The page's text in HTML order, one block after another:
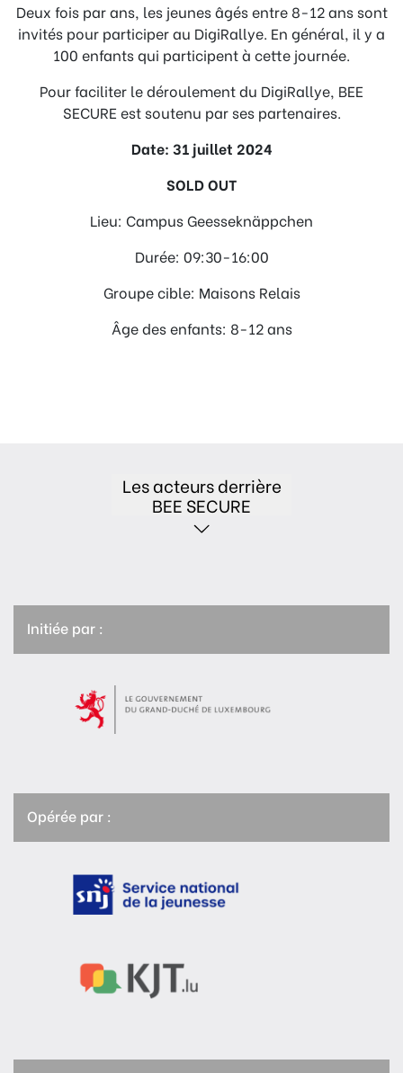
Deux fois par ans, les jeunes âgés entre 8-12 ans sont
invités pour participer au DigiRallye. En général, il y a
100 enfants qui participent à cette journée.
Pour faciliter le déroulement du DigiRallye, BEE
SECURE est soutenu par ses partenaires.
Date: 31 juillet 2024
SOLD OUT
Lieu: Campus Geesseknäppchen
Durée: 09:30-16:00
Groupe cible: Maisons Relais
Âge des enfants: 8-12 ans
Les acteurs derrière
BEE SECURE
Initiée par :
Opérée par :